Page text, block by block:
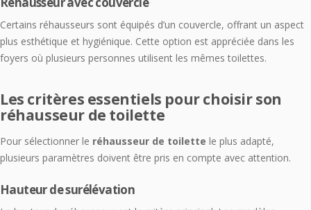
Certains réhausseurs sont équipés d’un couvercle, offrant un aspect
plus esthétique et hygiénique. Cette option est appréciée dans les
foyers où plusieurs personnes utilisent les mêmes toilettes.
Les critères essentiels pour choisir son
réhausseur de toilette
Pour sélectionner le réhausseur de toilette le plus adapté,
plusieurs paramètres doivent être pris en compte avec attention.
Hauteur de surélévation